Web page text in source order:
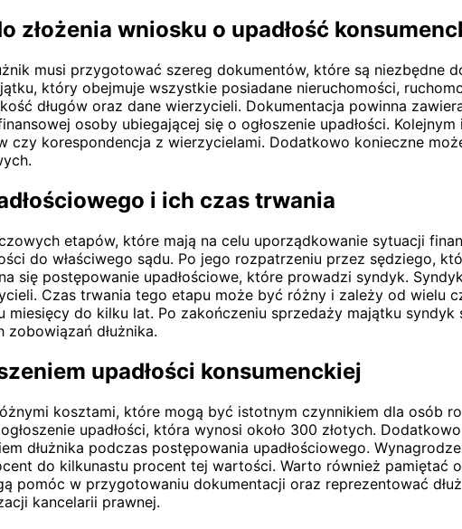
złożenia wniosku o upadłość
musi przygotować szereg dokumentów, które są niezbędne
który obejmuje wszystkie posiadane nieruchomości,
długów oraz dane wierzycieli. Dokumentacja powinna
osoby ubiegającej się o ogłoszenie upadłości.
czy korespondencja z wierzycielami. Dodatkowo konieczne
i ich czas trwania
etapów, które mają na celu uporządkowanie sytuacji
do właściwego sądu. Po jego rozpatrzeniu przez sędziego,
się postępowanie upadłościowe, które prowadzi syndyk.
Czas trwania tego etapu może być różny i zależy od wielu
do kilku lat. Po zakończeniu sprzedaży majątku
dłużnika.
upadłości konsumenckiej
kosztami, które mogą być istotnym czynnikiem dla osób
upadłości, która wynosi około 300 złotych.
dłużnika podczas postępowania upadłościowego.
do kilkunastu procent tej wartości. Warto również pamiętać
pomóc w przygotowaniu dokumentacji oraz reprezentować
kancelarii prawnej.